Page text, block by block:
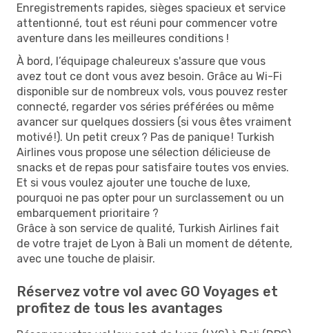
Enregistrements rapides, sièges spacieux et service
attentionné, tout est réuni pour commencer votre
aventure dans les meilleures conditions !
À bord, l’équipage chaleureux s'assure que vous
avez tout ce dont vous avez besoin. Grâce au Wi-Fi
disponible sur de nombreux vols, vous pouvez rester
connecté, regarder vos séries préférées ou même
avancer sur quelques dossiers (si vous êtes vraiment
motivé !). Un petit creux ? Pas de panique ! Turkish
Airlines vous propose une sélection délicieuse de
snacks et de repas pour satisfaire toutes vos envies.
Et si vous voulez ajouter une touche de luxe,
pourquoi ne pas opter pour un surclassement ou un
embarquement prioritaire ?
Grâce à son service de qualité, Turkish Airlines fait
de votre trajet de Lyon à Bali un moment de détente,
avec une touche de plaisir.
Réservez votre vol avec GO Voyages et
profitez de tous les avantages